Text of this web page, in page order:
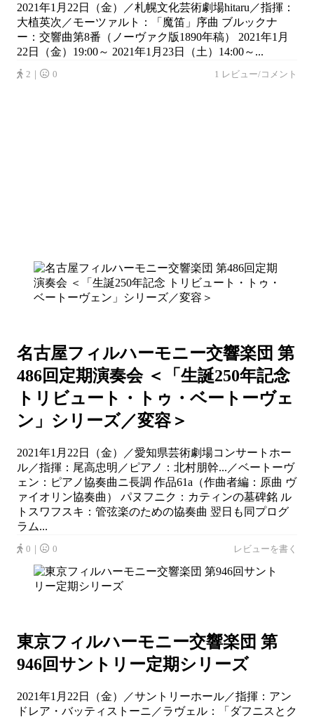
2021年1月22日（金）／札幌文化芸術劇場hitaru／指揮：
大植英次／モーツァルト：「魔笛」序曲 ブルックナ
ー：交響曲第8番（ノーヴァク版1890年稿） 2021年1月
22日（金）19:00～ 2021年1月23日（土）14:00～...
2｜ 0 1 レビュー/コメント
名古屋フィルハーモニー交響楽団 第
486回定期演奏会 ＜「生誕250年記念
トリビュート・トゥ・ベートーヴェ
ン」シリーズ／変容＞
2021年1月22日（金）／愛知県芸術劇場コンサートホー
ル／指揮：尾高忠明／ピアノ：北村朋幹...／ベートーヴ
ェン：ピアノ協奏曲ニ長調 作品61a（作曲者編：原曲 ヴ
ァイオリン協奏曲） パヌフニク：カティンの墓碑銘 ル
トスワフスキ：管弦楽のための協奏曲 翌日も同プログ
ラム...
0｜ 0 レビューを書く
東京フィルハーモニー交響楽団 第
946回サントリー定期シリーズ
2021年1月22日（金）／サントリーホール／指揮：アン
ドレア・バッティストーニ／ラヴェル：「ダフニスとク